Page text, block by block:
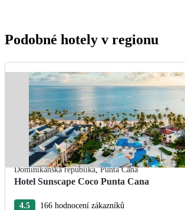
Podobné hotely v regionu
Dominikánská republika,Punta Cana
Hotel Sunscape Coco Punta Cana
4.5 166 hodnocení zákazníků